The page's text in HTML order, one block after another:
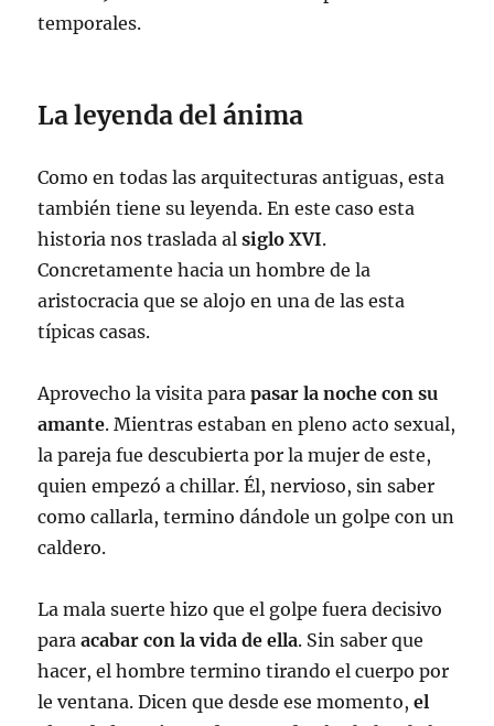
temporales.
La leyenda del ánima
Como en todas las arquitecturas antiguas, esta
también tiene su leyenda. En este caso esta
historia nos traslada alsiglo XVI.
Concretamente hacia un hombre de la
aristocracia que se alojo en una de las esta
típicas casas.
Aprovecho la visita parapasar la noche con su
amante. Mientras estaban en pleno acto sexual,
la pareja fue descubierta por la mujer de este,
quien empezó a chillar. Él, nervioso, sin saber
como callarla, termino dándole un golpe con un
caldero.
La mala suerte hizo que el golpe fuera decisivo
paraacabar con la vida de ella. Sin saber que
hacer, el hombre termino tirando el cuerpo por
le ventana. Dicen que desde ese momento,el